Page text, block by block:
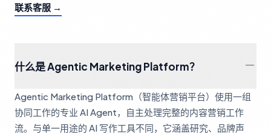
联系客服 →
什么是 Agentic Marketing Platform？
Agentic Marketing Platform（智能体营销平台）使用一组
协同工作的专业 AI Agent，自主处理完整的内容营销工作
流。与单一用途的 AI 写作工具不同，它涵盖研究、品牌声